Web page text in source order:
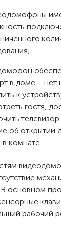
в доме – нет
к
гостя,
об открытии
в комнате.
В основном
рабочий